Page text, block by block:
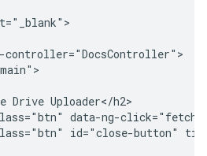
controller="DocsController">
Drive Uploader</h2>
data-ng-
id="close-button"